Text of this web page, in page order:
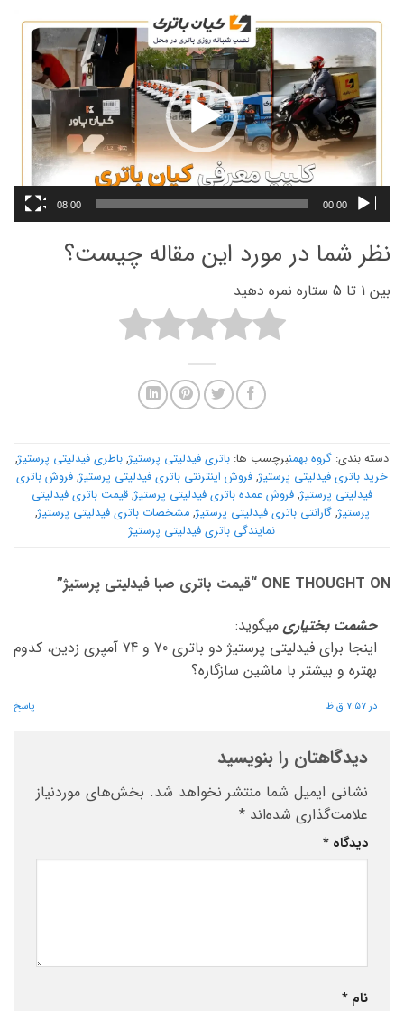
نمایشگر
ویدیو
00:00
08:00
نظر شما در مورد این مقاله چیست؟
بین 1 تا 5 ستاره نمره دهید
دسته بندی: گروه بهمنبرچسب ها: باتری فیدلیتی پرستیژ, باطری فیدلیتی پرستیژ,
خرید باتری فیدلیتی پرستیژ, فروش اینترنتی باتری فیدلیتی پرستیژ, فروش باتری
فیدلیتی پرستیژ, فروش عمده باتری فیدلیتی پرستیژ, قیمت باتری فیدلیتی
پرستیژ,گارانتی باتری فیدلیتی پرستیژ,مشخصات باتری فیدلیتی پرستیژ,
نمایندگی باتری فیدلیتی پرستیژ
ONE THOUGHT ON “ قیمت باتری صبا فیدلیتی پرستیژ”
حشمت بختیاری میگوید:
اینجا برای فیدلیتی پرستیژ دو باتری 70 و 74 آمپری زدین، کدوم
بهتره و بیشتر با ماشین سازگاره؟
در 7:57 ق.ظ پاسخ
دیدگاهتان را بنویسید
نشانی ایمیل شما منتشر نخواهد شد. بخش‌های موردنیاز
علامت‌گذاری شده‌اند *
دیدگاه *
نام *